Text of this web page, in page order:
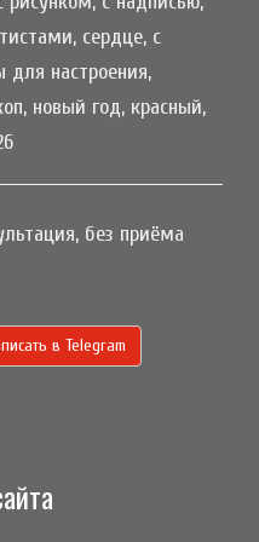
сердце, с
для настроения,
новый год, красный,
без приёма
в Telegram